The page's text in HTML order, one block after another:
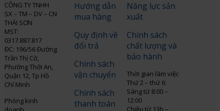
CÔNG TY TNHH
SX – TM – DV – CN
THÁI SƠN
MST:
0317.887.817
ĐC: 196/56 Đường
Trần Thị Cờ,
Phường Thới An,
Quận 12, Tp Hồ
Chí Minh
Phòng kinh
Hướng dẫn
mua hàng
Quy định về
đổi trả
Chính sách
vận chuyển
Chính sách
thanh toán
Năng lực sản
xuất
Chính sách
chất lượng và
bảo hành
Thời gian làm việc
Thứ 2 – thứ 6:
Sáng từ 8:00 –
12:00